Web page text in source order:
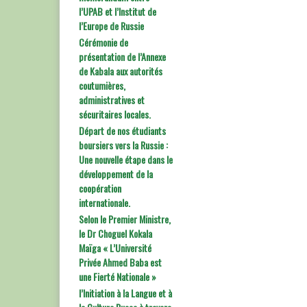
l’UPAB et l’Institut de
l’Europe de Russie
Cérémonie de
présentation de l’Annexe
de Kabala aux autorités
coutumières,
administratives et
sécuritaires locales.
Départ de nos étudiants
boursiers vers la Russie :
Une nouvelle étape dans le
développement de la
coopération
internationale.
Selon le Premier Ministre,
le Dr Choguel Kokala
Maïga « L’Université
Privée Ahmed Baba est
une Fierté Nationale »
l’Initiation à la Langue et à